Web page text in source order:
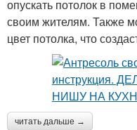
опускать потолок в
своим жителям. Также
цвет потолка, что
читать дальше →